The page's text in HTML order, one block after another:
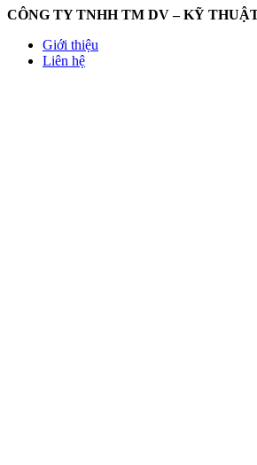
CÔNG TY TNHH TM DV – KỸ
Giới thiệu
Liên hệ